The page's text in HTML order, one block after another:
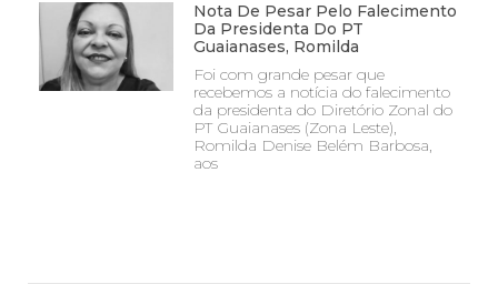
Nota De Pesar Pelo Falecimento
Da Presidenta Do PT
Guaianases, Romilda
Foi com grande pesar que
recebemos a notícia do falecimento
da presidenta do Diretório Zonal do
PT Guaianases (Zona Leste),
Romilda Denise Belém Barbosa,
aos